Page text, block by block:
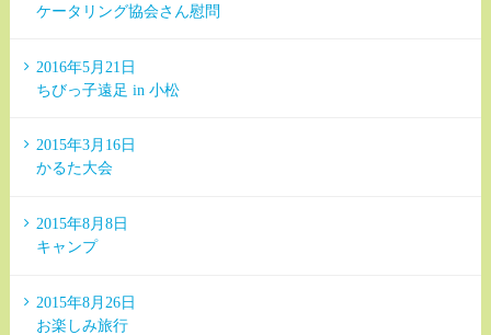
ケータリング協会さん慰問
2016年5月21日
ちびっ子遠足 in 小松
2015年3月16日
かるた大会
2015年8月8日
キャンプ
2015年8月26日
お楽しみ旅行